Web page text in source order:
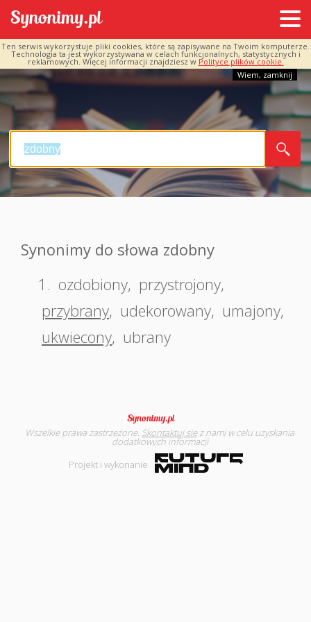
Ten serwis wykorzystuje pliki cookies, które są zapisywane na Twoim komputerze.
Technologia ta jest wykorzystywana w celach funkcjonalnych, statystycznych i
reklamowych. Więcej informacji znajdziesz w Polityce plików cookie.
Wiem, zamknij
Synonimy do słowa zdobny
1. ozdobiony, przystrojony,
przybrany, udekorowany, umajony,
ukwiecony, ubrany
Wszelkie prawa zastrzeżone. Skontaktuj sięz nami w celu uzyskania
dodatkowych informacji
Projekt i wykonanie